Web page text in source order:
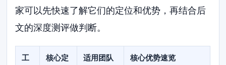
家可以先快速了解它们的定位和优势，再结合后
文的深度测评做判断。
工
核心定
适用团队
核心优势速览